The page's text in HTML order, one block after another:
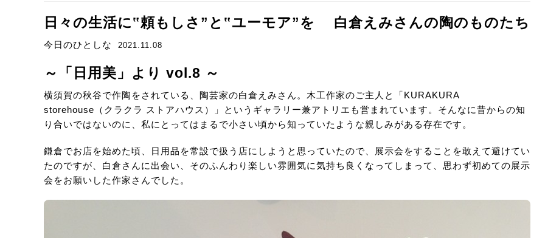
日々の生活に‟頼もしさ”と‟ユーモア”を 白倉えみさんの陶のものたち
今日のひとしな 2021.11.08
～「日用美」より vol.8 ～
横須賀の秋谷で作陶をされている、陶芸家の白倉えみさん。木工作家のご主人と「KURAKURA
storehouse（クラクラ ストアハウス）」というギャラリー兼アトリエも営まれています。そんなに昔からの知
り合いではないのに、私にとってはまるで小さい頃から知っていたような親しみがある存在です。
鎌倉でお店を始めた頃、日用品を常設で扱う店にしようと思っていたので、展示会をすることを敢えて避けてい
たのですが、白倉さんに出会い、そのふんわり楽しい雰囲気に気持ち良くなってしまって、思わず初めての展示
会をお願いした作家さんでした。